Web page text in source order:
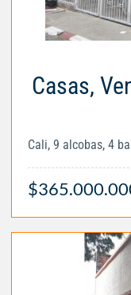
Casas,
Cali, 9 alcobas, 4